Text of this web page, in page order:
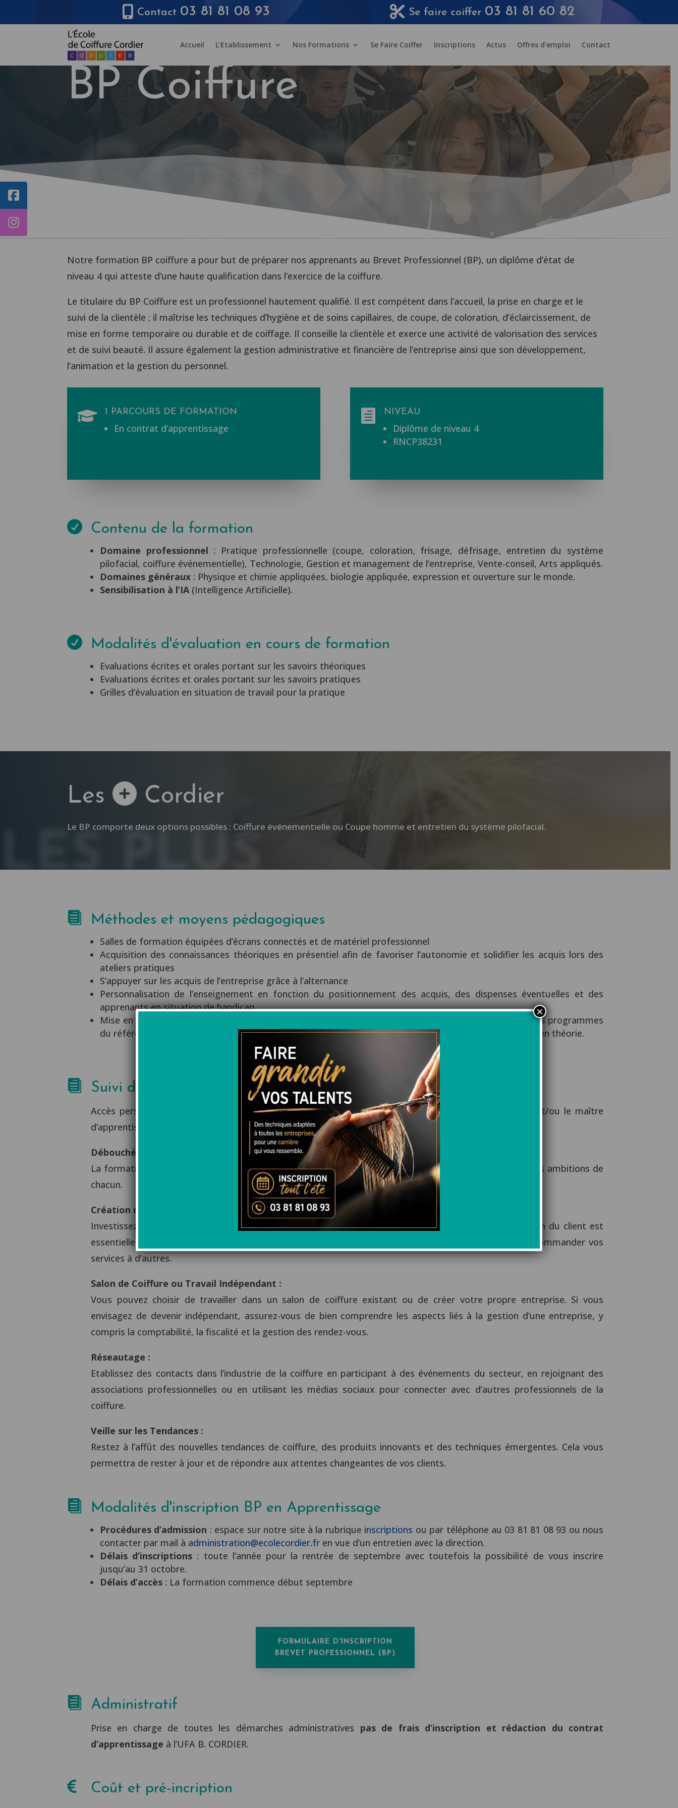
Contact 03 81 81 08 93 Se faire coiffer 03 81 81 60 82
Accueil L’Etablissement Nos Formations Se Faire Coiffer Inscriptions Actus Offres d’emploi Contact
BP Coiffure
CORDIER
Notre formation BP coiffure a pour but de préparer nos apprenants au Brevet Professionnel (BP), un diplôme d’état de
niveau 4 qui atteste d’une haute qualification dans l’exercice de la coiffure.
Le titulaire du BP Coiffure est un professionnel hautement qualifié. Il est compétent dans l’accueil, la prise en charge et le
suivi de la clientèle ; il maîtrise les techniques d’hygiène et de soins capillaires, de coupe, de coloration, d’éclaircissement, de
mise en forme temporaire ou durable et de coiffage. Il conseille la clientèle et exerce une activité de valorisation des services
et de suivi beauté. Il assure également la gestion administrative et financière de l’entreprise ainsi que son développement,
l’animation et la gestion du personnel.
 1 PARCOURS DE FORMATION
En contrat d’apprentissage
 NIVEAU
Diplôme de niveau 4
RNCP38231
 Contenu de la formation
Domaine professionnel : Pratique professionnelle (coupe, coloration, frisage, défrisage, entretien du système
pilofacial, coiffure événementielle), Technologie, Gestion et management de l’entreprise, Vente-conseil, Arts appliqués.
Domaines généraux : Physique et chimie appliquées, biologie appliquée, expression et ouverture sur le monde.
Sensibilisation à l’IA(Intelligence Artificielle).
 Modalités d'évaluation en cours de formation
Evaluations écrites et orales portant sur les savoirs théoriques
Evaluations écrites et orales portant sur les savoirs pratiques
Grilles d’évaluation en situation de travail pour la pratique
Les Cordier
Le BP comporte deux options possibles : Coiffure événementielle ou Coupe homme et entretien du système pilofacial.
LES PLUS
 Méthodes et moyens pédagogiques
Salles de formation équipées d’écrans connectés et de matériel professionnel
Acquisition des connaissances théoriques en présentiel afin de favoriser l’autonomie et solidifier les acquis lors des
ateliers pratiques
S’appuyer sur les acquis de l’entreprise grâce à l’alternance
Personnalisation de l’enseignement en fonction du positionnement des acquis, des dispenses éventuelles et des
apprenants en situation de handicap
Mise en situation professionnelle, cours théoriques & cours de pratiques, préparation aux contenus des programmes
du référentiel, évaluation de l’acquisition des compétences tout au long de la formation. Examen blanc en théorie.
 Suivi de la formation
Accès personnalisé à notre plateforme école directe pour l’apprenant, le chef d’entreprise, le tuteur et/ou le maître
d’apprentissage.
Débouchés Professionnels :
La formation BP coiffure de l’UFA B.CORDIER est l’assurance d’un apprentissage rigoureux au service des ambitions de
chacun.
Création d’une Clientèle :
Investissez du temps et de l’énergie dans la création et le maintien d’une clientèle fidèle. La satisfaction du client est
essentielle dans l’industrie de la coiffure et des clients satisfaits sont susceptibles de revenir et de recommander vos
services à d’autres.
Salon de Coiffure ou Travail Indépendant :
Vous pouvez choisir de travailler dans un salon de coiffure existant ou de créer votre propre entreprise. Si vous
envisagez de devenir indépendant, assurez-vous de bien comprendre les aspects liés à la gestion d’une entreprise, y
compris la comptabilité, la fiscalité et la gestion des rendez-vous.
Réseautage :
Etablissez des contacts dans l’industrie de la coiffure en participant à des événements du secteur, en rejoignant des
associations professionnelles ou en utilisant les médias sociaux pour connecter avec d’autres professionnels de la
coiffure.
Veille sur les Tendances :
Restez à l’affût des nouvelles tendances de coiffure, des produits innovants et des techniques émergentes. Cela vous
permettra de rester à jour et de répondre aux attentes changeantes de vos clients.
 Modalités d'inscription BP en Apprentissage
Procédures d’admission : espace sur notre site à la rubrique inscriptions ou par téléphone au 03 81 81 08 93 ou nous
contacter par mail à administration@ecolecordier.fr en vue d’un entretien avec la direction.
Délais d’inscriptions : toute l’année pour la rentrée de septembre avec toutefois la possibilité de vous inscrire
jusqu’au 31 octobre.
Délais d’accès : La formation commence début septembre
FORMULAIRE D'INSCRIPTION
BREVET PROFESSIONNEL (BP)
 Administratif
Prise en charge de toutes les démarches administratives pas de frais d’inscription et rédaction du contrat
d’apprentissage à l’UFA B. CORDIER.
 Coût et pré-incription
×